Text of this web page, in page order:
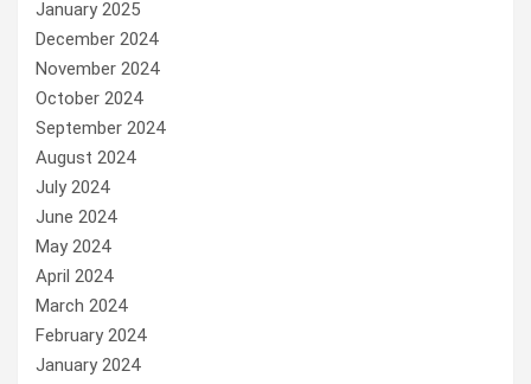
January 2025
December 2024
November 2024
October 2024
September 2024
August 2024
July 2024
June 2024
May 2024
April 2024
March 2024
February 2024
January 2024